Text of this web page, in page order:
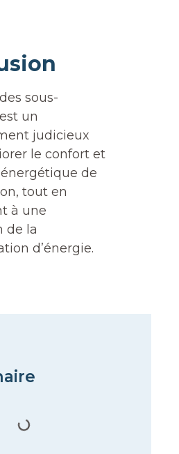
sous-
un
judicieux
le confort et
énergétique de
tout en
à une
de la
d’énergie.